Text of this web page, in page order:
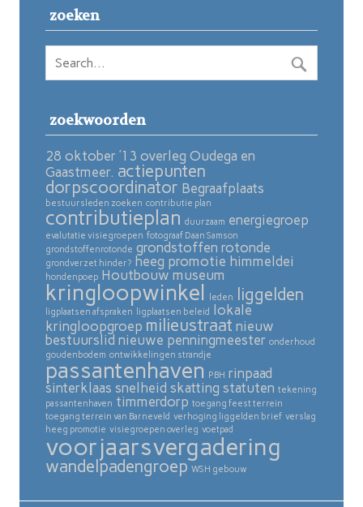
zoeken
zoekwoorden
28 oktober ’13 overleg Oudega en
Gaastmeer. actiepunten
dorpscoordinator Begraafplaats
bestuursleden zoeken contributie plan
contributieplan duurzaam energiegroep
evalutatie visiegroepen fotograaf Daan Samson
grondstoffenrotonde grondstoffen rotonde
grondverzet hinder? heeg promotie himmeldei
hondenpoep Houtbouw museum
kringloopwinkel leden liggelden
ligplaatsen afspraken ligplaatsen beleid
lokale
kringloopgroep milieustraat nieuw
bestuurslid nieuwe penningmeester onderhoud
goudenbodem ontwikkelingen strandje
passantenhaven PBH rinpaad
sinterklaas snelheid skatting statuten tekening
passantenhaven timmerdorp toegang feest terrein
toegang terrein van Barneveld verhoging liggelden brief verslag
heeg promotie visiegroepen overleg voetpad
voorjaarsvergadering
wandelpadengroep WSH gebouw